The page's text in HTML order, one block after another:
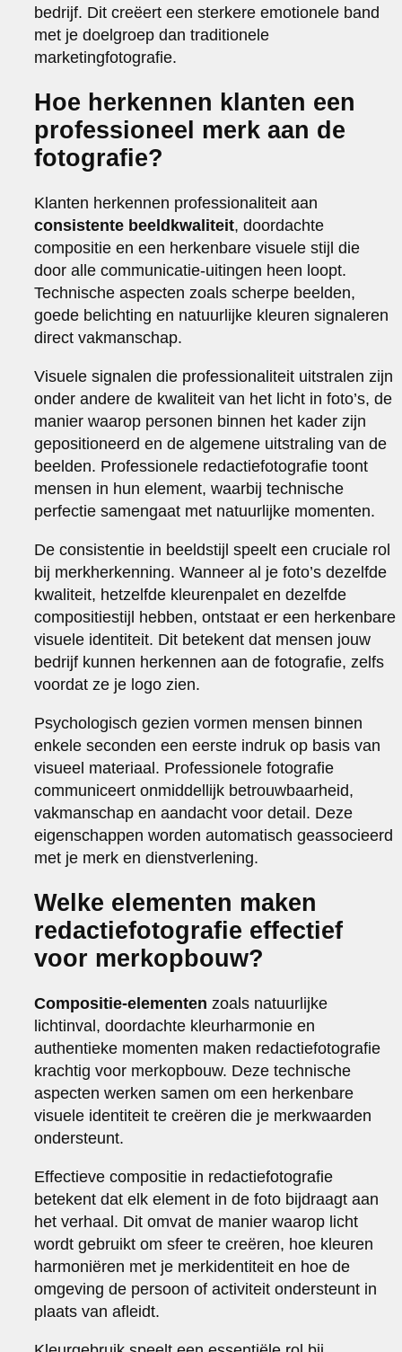
bedrijf. Dit creëert een sterkere emotionele band
met je doelgroep dan traditionele
marketingfotografie.
Hoe herkennen klanten een
professioneel merk aan de
fotografie?
Klanten herkennen professionaliteit aan
consistente beeldkwaliteit, doordachte
compositie en een herkenbare visuele stijl die
door alle communicatie-uitingen heen loopt.
Technische aspecten zoals scherpe beelden,
goede belichting en natuurlijke kleuren signaleren
direct vakmanschap.
Visuele signalen die professionaliteit uitstralen zijn
onder andere de kwaliteit van het licht in foto’s, de
manier waarop personen binnen het kader zijn
gepositioneerd en de algemene uitstraling van de
beelden. Professionele redactiefotografie toont
mensen in hun element, waarbij technische
perfectie samengaat met natuurlijke momenten.
De consistentie in beeldstijl speelt een cruciale rol
bij merkherkenning. Wanneer al je foto’s dezelfde
kwaliteit, hetzelfde kleurenpalet en dezelfde
compositiestijl hebben, ontstaat er een herkenbare
visuele identiteit. Dit betekent dat mensen jouw
bedrijf kunnen herkennen aan de fotografie, zelfs
voordat ze je logo zien.
Psychologisch gezien vormen mensen binnen
enkele seconden een eerste indruk op basis van
visueel materiaal. Professionele fotografie
communiceert onmiddellijk betrouwbaarheid,
vakmanschap en aandacht voor detail. Deze
eigenschappen worden automatisch geassocieerd
met je merk en dienstverlening.
Welke elementen maken
redactiefotografie effectief
voor merkopbouw?
Compositie-elementen zoals natuurlijke
lichtinval, doordachte kleurharmonie en
authentieke momenten maken redactiefotografie
krachtig voor merkopbouw. Deze technische
aspecten werken samen om een herkenbare
visuele identiteit te creëren die je merkwaarden
ondersteunt.
Effectieve compositie in redactiefotografie
betekent dat elk element in de foto bijdraagt aan
het verhaal. Dit omvat de manier waarop licht
wordt gebruikt om sfeer te creëren, hoe kleuren
harmoniëren met je merkidentiteit en hoe de
omgeving de persoon of activiteit ondersteunt in
plaats van afleidt.